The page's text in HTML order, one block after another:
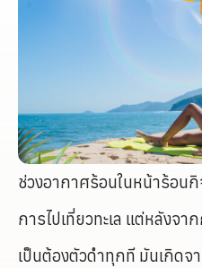
ช่วงอากาศร้อนในหน้าร้อน
การไปเที่ยวทะเล แต่หลังจา
เป็นต้องตัวดำทุกที มันเกิดจ